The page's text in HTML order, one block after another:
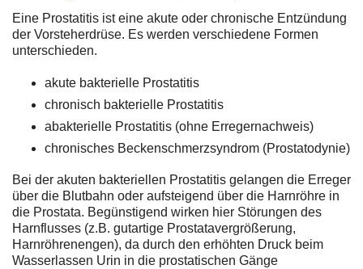
Eine Prostatitis ist eine akute oder chronische Entzündung
der Vorsteherdrüse. Es werden verschiedene Formen
unterschieden.
akute bakterielle Prostatitis
chronisch bakterielle Prostatitis
abakterielle Prostatitis (ohne Erregernachweis)
chronisches Beckenschmerzsyndrom (Prostatodynie)
Bei der akuten bakteriellen Prostatitis gelangen die Erreger
über die Blutbahn oder aufsteigend über die Harnröhre in
die Prostata. Begünstigend wirken hier Störungen des
Harnflusses (z.B. gutartige Prostatavergrößerung,
Harnröhrenengen), da durch den erhöhten Druck beim
Wasserlassen Urin in die prostatischen Gänge